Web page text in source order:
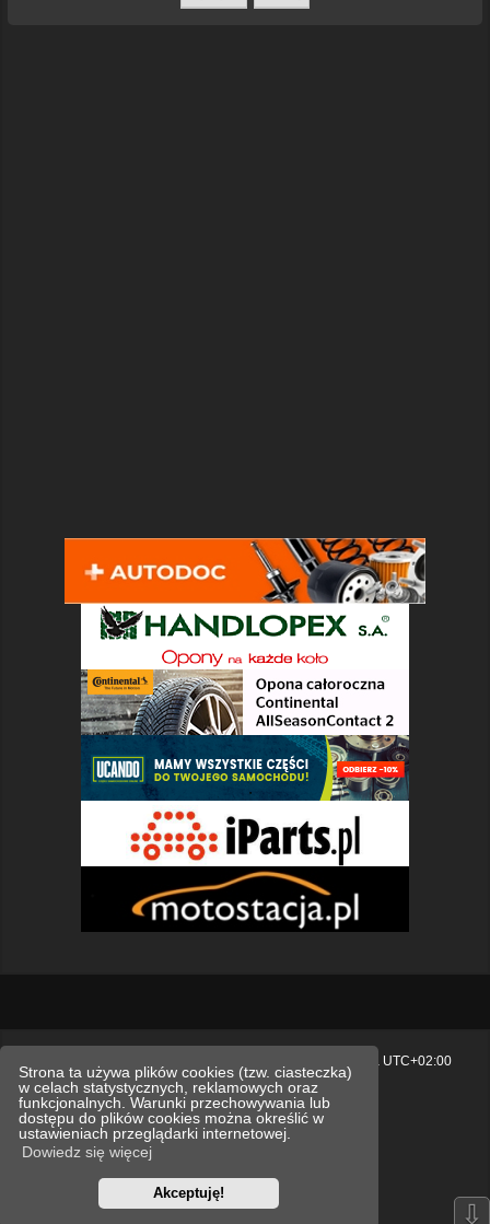
Strona ta używa plików cookies (tzw. ciasteczka)
w celach statystycznych, reklamowych oraz
funkcjonalnych. Warunki przechowywania lub
dostępu do plików cookies można określić w
ustawieniach przeglądarki internetowej.
Dowiedz się więcej
Akceptuję!
Strefa czasowa UTC+02:00
Polityka prywatności.
Technologię dostarczaphpBB® Forum Software © phpBB Limited
Polski pakiet językowy dostarczaphpBB.pl
we_universal created by INVENTEA & v12mike
phpBB SEO ⇩